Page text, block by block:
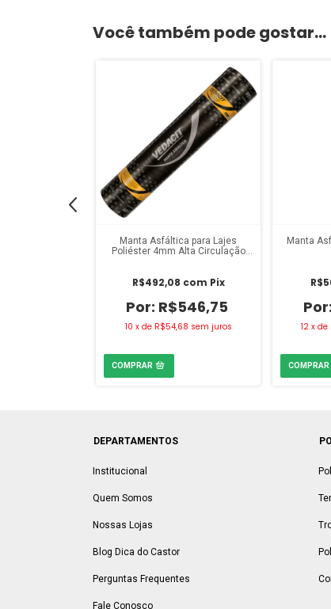
Você também pode gostar...
Manta Asfáltica para Lajes
Poliéster 4mm Alta Circulação
R$546,75
R$492,08 com Pix
10 x de R$54,68 sem juros
Manta
12 xde
DEPARTAMENTOS
Institucional
Quem Somos
Nossas Lojas
Blog Dica do Castor
Perguntas Frequentes
Fale Conosco